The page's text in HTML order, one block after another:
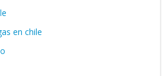
en chile